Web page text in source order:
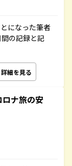
になった筆者
の記録と記
詳細を見る
ナ旅の安